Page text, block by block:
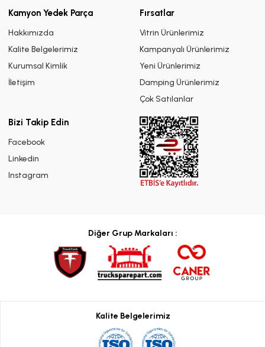
Kamyon Yedek Parça
Hakkımızda
Kalite Belgelerimiz
Kurumsal Kimlik
İletişim
Fırsatlar
Vitrin Ürünlerimiz
Kampanyalı Ürünlerimiz
Yeni Ürünlerimiz
Damping Ürünlerimiz
Çok Satılanlar
Bizi Takip Edin
Facebook
Linkedin
Instagram
Diğer Grup Markaları :
Kalite Belgelerimiz